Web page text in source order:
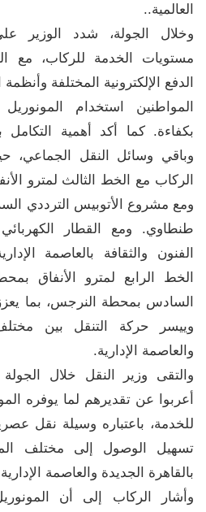
العالمية..
وخلال الجولة، شدد الوزير
مستويات الخدمة للركاب، مع
الدفع الإلكترونية المختلفة وأنظمة
المواطنين استخدام المونوريل
بكفاءة. كما أكد أهمية التكامل
وباقي وسائل النقل الجماعي،
الركاب مع الخط الثالث لمترو
الفنون والثقافة بالعاصمة
الخط الرابع لمترو الأنفاق
السادس بمحطة النرجس، بما يعزز
وييسر حركة التنقل بين مختلف
والعاصمة الإدارية.
والتقى وزير النقل خلال الجولة
أعربوا عن تقديرهم لما يوفره
للخدمة، باعتباره وسيلة نقل
تسهيل الوصول إلى مختلف
بالقاهرة الجديدة والعاصمة الإدارية
وأشار الركاب إلى أن